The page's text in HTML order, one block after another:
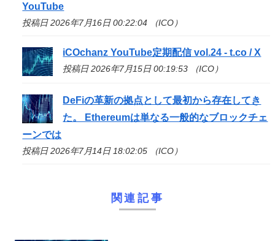
YouTube
投稿日 2026年7月16日 00:22:04 （ICO）
iCOchanz YouTube定期配信 vol.24 - t.co / X
投稿日 2026年7月15日 00:19:53 （ICO）
DeFiの革新の拠点として最初から存在してき
た。 Ethereumは単なる一般的なブロックチェ
ーンでは
投稿日 2026年7月14日 18:02:05 （ICO）
関連記事